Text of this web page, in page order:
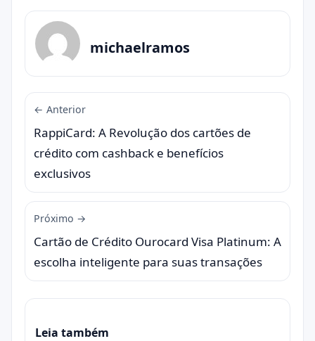
michaelramos
← Anterior
RappiCard: A Revolução dos cartões de
crédito com cashback e benefícios
exclusivos
Próximo →
Cartão de Crédito Ourocard Visa Platinum: A
escolha inteligente para suas transações
Leia também